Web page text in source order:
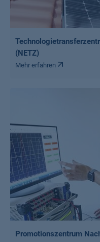
(NETZ)
Mehr erfahren
Promotionszentrum